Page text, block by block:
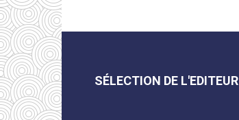
SÉLECTION DE L'EDITEUR